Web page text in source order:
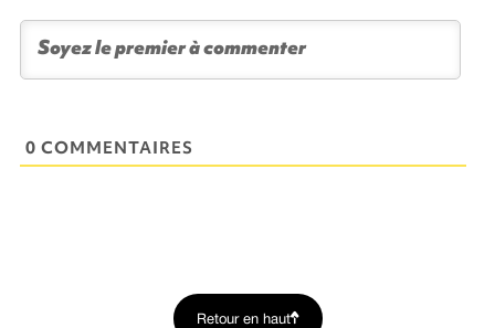
0 COMMENTAIRES
Retour en haut